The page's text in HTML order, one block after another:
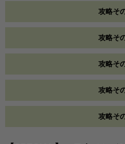
攻略そ
攻略そ
攻略そ
攻略そ
攻略そ